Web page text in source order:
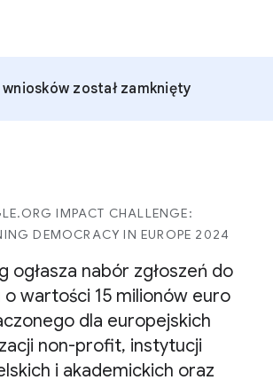
został zamknięty
IMPACT CHALLENGE:
DEMOCRACY IN EUROPE 2024
ogłasza nabór zgłoszeń do
wartości 15 milionów euro
dla europejskich
non-profit, instytucji
i akademickich oraz